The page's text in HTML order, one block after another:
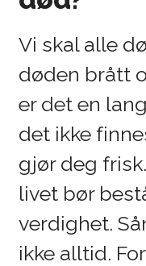
Spill video
Vi skal alle
døden brått
er det en
det ikke
gjør deg
livet bør
verdighet.
ikke alltid.